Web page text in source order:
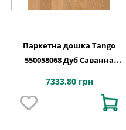
Паркетна дошка Tango
550058068 Дуб Саванна
2215x164x14
7333.80 грн